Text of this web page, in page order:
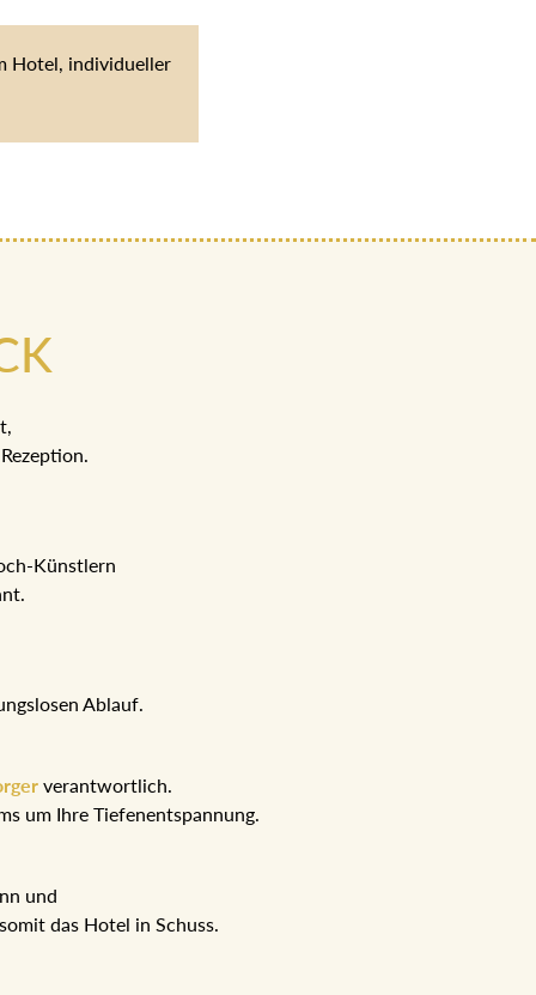
Hotel, individueller
Künstlern
Ablauf.
verantwortlich.
um Ihre Tiefenentspannung.
und
das Hotel in Schuss.